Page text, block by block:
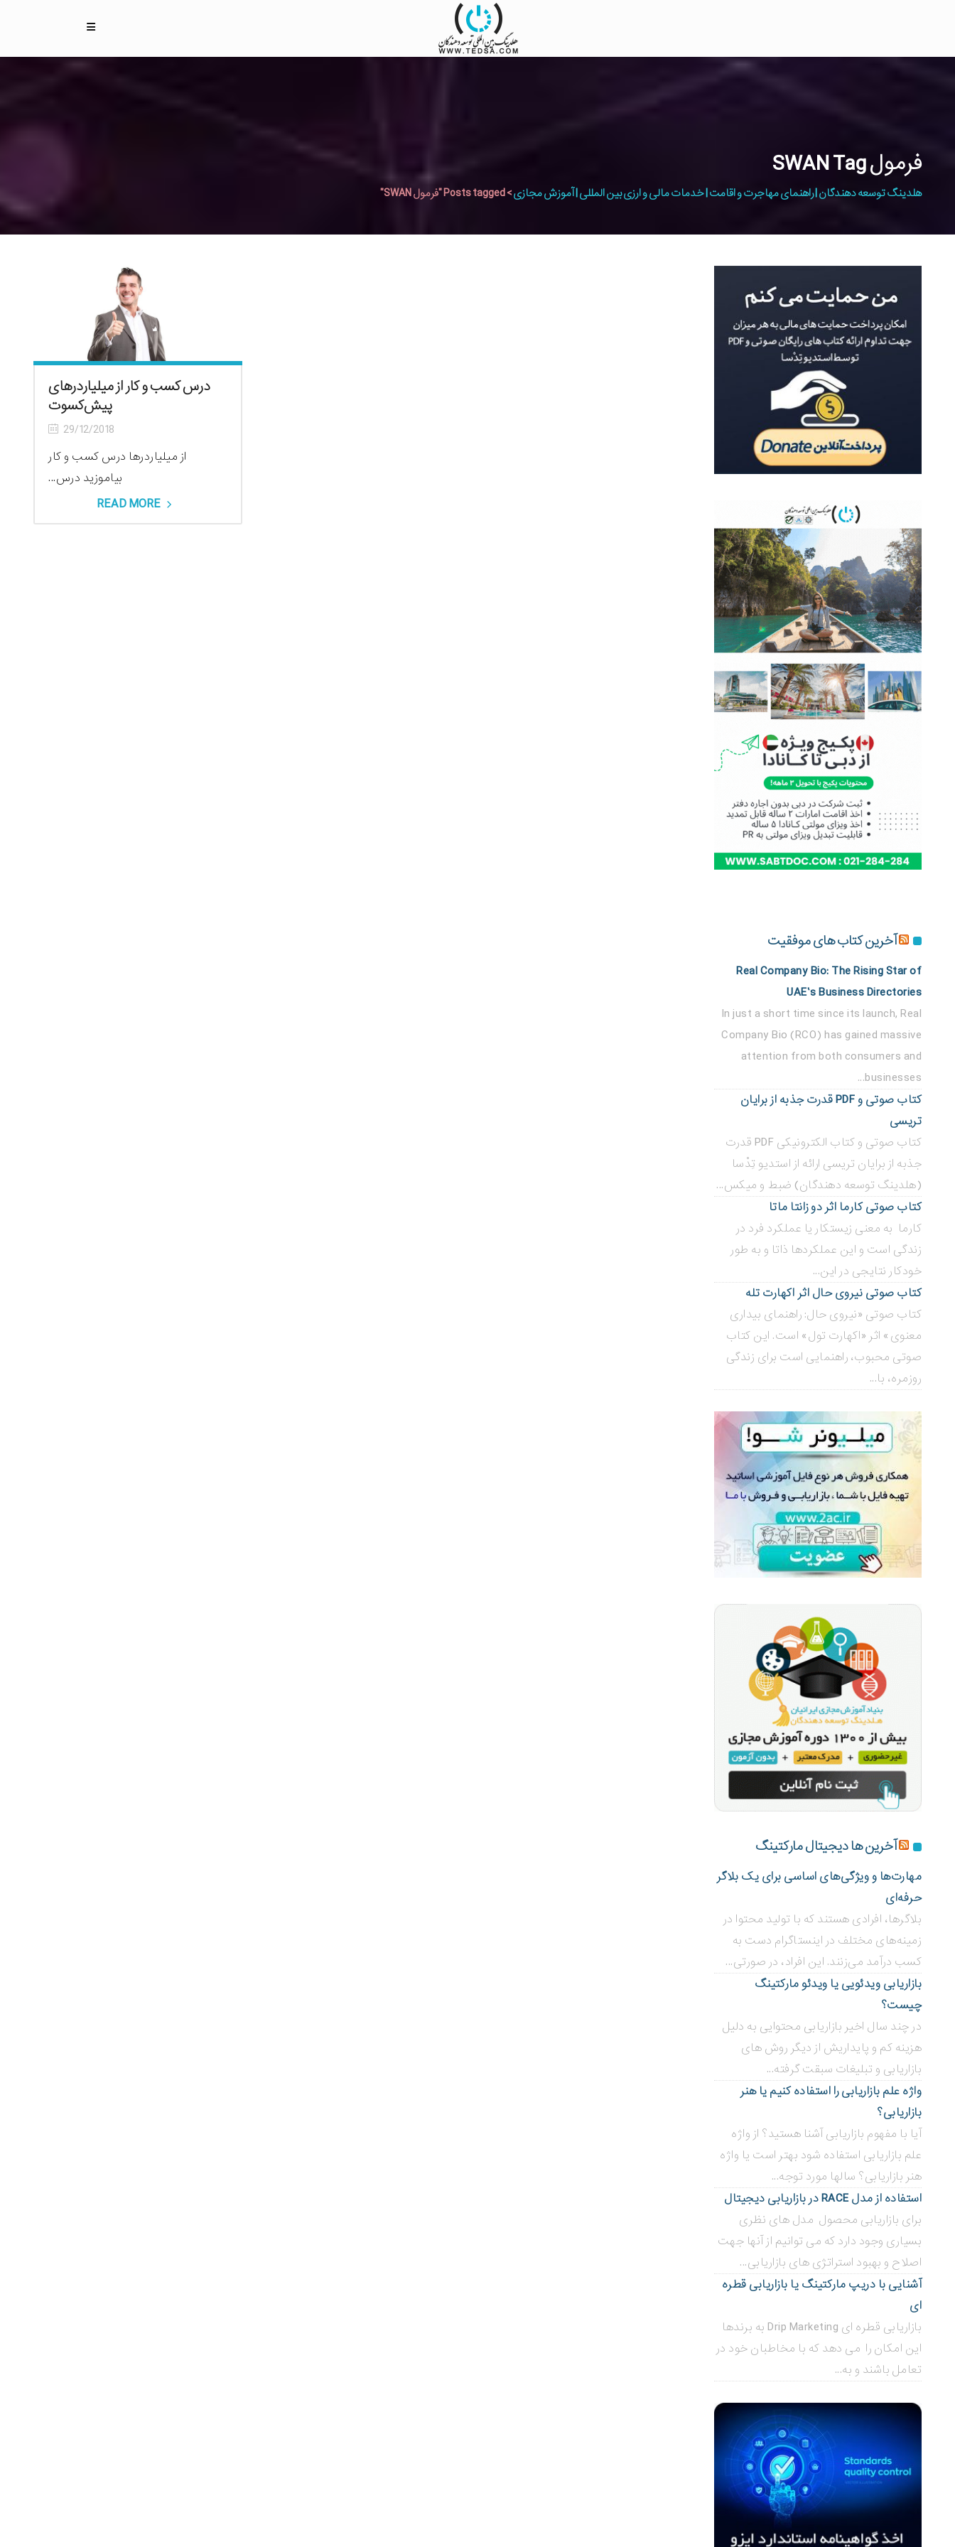
فرمول SWAN Tag
هلدینگ توسعه دهندگان | راهنمای مهاجرت و اقامت | خدمات مالی و ارزی بین المللی | آموزش مجازی>Posts tagged "فرمول SWAN"
درس کسب و کار‌ از میلیاردرهای
پیش‌کسوت
29/12/2018
از میلیاردرها درس کسب و کار‌
بیاموزید درس...
READ MORE
آخرین کتاب های موفقیت
Real Company Bio: The Rising Star of
UAE’s Business Directories
In just a short time since its launch, Real
Company Bio (RCO) has gained massive
attention from both consumers and
businesses...
کتاب صوتی و PDF قدرت جذبه از برایان
تریسی
کتاب صوتی و کتاب الکترونیکی PDF قدرت
جذبه از برایان تریسی ارائه از استدیو تِدْسا
(هلدینگ توسعه دهندگان) ضبط و میکس...
کتاب صوتی کارما اثر دو زانتا ماتا
کارما به معنی زیستکار یا عملکرد فرد در
زندگی است و این عملکردها ذاتا و به طور
خودکار نتایجی در این...
کتاب صوتی نیروی حال اثر اکهارت تله
کتاب صوتی «نیروی حال: راهنمای بیداری
معنوی» اثر «اکهارت تول» است. این کتاب
صوتی محبوب، راهنمایی است برای زندگی
روزمره، با...
آخرین ها دیجیتال مارکتینگ
مهارت‌ها و ویژگی‌های اساسی برای یک بلاگر
حرفه‌ای
بلاگر‌ها، افرادی هستند که با تولید محتوا در
زمینه‌های مختلف در اینستاگرام دست به
کسب درآمد می‌زنند. این افراد، در صورتی...
بازاریابی ویدئویی ‌یا ویدئو مارکتینگ
چیست؟
در چند سال اخیر بازاریابی محتوایی به دلیل
هزینه کم و پایداریش از دیگر روش های
بازاریابی و تبلیغات سبقت گرفته...
واژه علم بازاریابی را استفاده کنیم یا هنر
بازاریابی؟
آیا با مفهوم بازاریابی آشنا هستید؟ از واژه
علم بازاریابی استفاده شود بهتر است یا واژه
هنر بازاریابی؟ سالها مورد توجه...
استفاده از مدل RACE در بازاریابی دیجیتال
برای بازاریابی محصول مدل های نظری
بسیاری وجود دارد که می توانیم از آنها جهت
اصلاح و بهبود استراتژی های بازاریابی...
آشنایی با دریپ مارکتینگ یا بازاریابی قطره
ای
بازاریابی قطره ای Drip Marketing به برندها
این امکان را می دهد که با مخاطبان خود در
تعامل باشند و به...